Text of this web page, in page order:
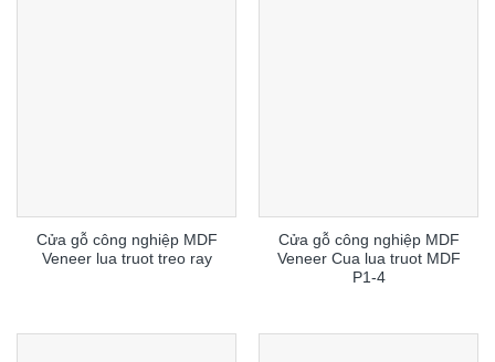
Cửa gỗ công nghiệp MDF
Veneer lua truot treo ray
Cửa gỗ công nghiệp MDF
Veneer Cua lua truot MDF
P1-4